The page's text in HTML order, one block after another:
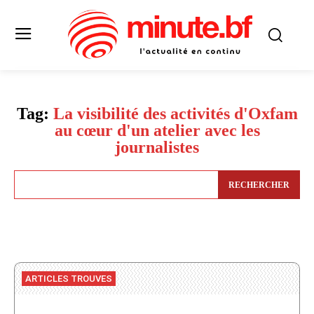
Tag: La visibilité des activités d'Oxfam
au cœur d'un atelier avec les
journalistes
RECHERCHER
ARTICLES TROUVES